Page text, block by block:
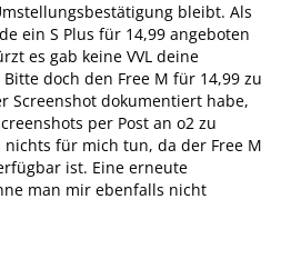
bleibt. Als
ein S Plus für 14,99 angeboten
es gab keine VVL deine
doch den Free M für 14,99 zu
Screenshot dokumentiert habe,
per Post an o2 zu
für mich tun, da der Free M
ist. Eine erneute
man mir ebenfalls nicht